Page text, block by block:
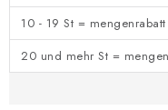
10 - 19 St =
20 und mehr St =